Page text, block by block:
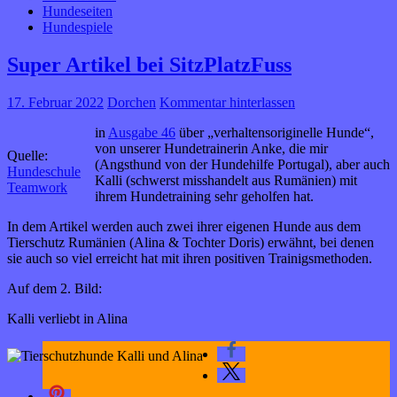
Hundeseiten
Hundespiele
Super Artikel bei SitzPlatzFuss
17. Februar 2022 Dorchen Kommentar hinterlassen
Quelle:
Hundeschule
Teamwork
in Ausgabe 46 über „verhaltensoriginelle Hunde“,
von unserer Hundetrainerin Anke, die mir
(Angsthund von der Hundehilfe Portugal), aber auch
Kalli (schwerst misshandelt aus Rumänien) mit
ihrem Hundetraining sehr geholfen hat.
In dem Artikel werden auch zwei ihrer eigenen Hunde aus dem
Tierschutz Rumänien (Alina & Tochter Doris) erwähnt, bei denen
sie auch so viel erreicht hat mit ihren positiven Trainigsmethoden.
Auf dem 2. Bild:
Kalli verliebt in Alina